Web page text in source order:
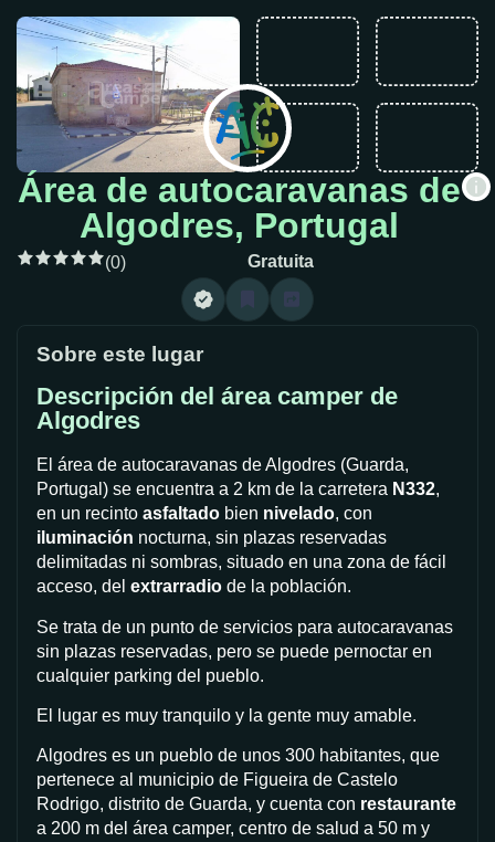
Área de autocaravanas de
Algodres, Portugal
(0) Gratuita
Sobre este lugar
Descripción del área camper de
Algodres
El área de autocaravanas de Algodres (Guarda,
Portugal) se encuentra a 2 km de la carretera N332,
en un recinto asfaltado bien nivelado, con
iluminación nocturna, sin plazas reservadas
delimitadas ni sombras, situado en una zona de fácil
acceso, del extrarradio de la población.
Se trata de un punto de servicios para autocaravanas
sin plazas reservadas, pero se puede pernoctar en
cualquier parking del pueblo.
El lugar es muy tranquilo y la gente muy amable.
Algodres es un pueblo de unos 300 habitantes, que
pertenece al municipio de Figueira de Castelo
Rodrigo, distrito de Guarda, y cuenta con restaurante
a 200 m del área camper, centro de salud a 50 m y